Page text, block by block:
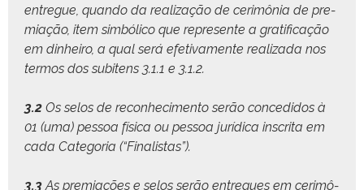
entregue, quan­do da real­iza­ção de cer­imô­nia de pre­
mi­ação, item sim­bóli­co que rep­re­sente a grat­i­fi­cação
em din­heiro, a qual será efe­ti­va­mente real­iza­da nos
ter­mos dos subitens 3.1.1 e 3.1.2.
3.2 Os selos de recon­hec­i­men­to serão con­ce­di­dos à
01 (uma) pes­soa físi­ca ou pes­soa jurídi­ca inscri­ta em
cada Cat­e­go­ria (“Final­is­tas”).
3.3As pre­mi­ações e selos serão entregues em cer­imô­